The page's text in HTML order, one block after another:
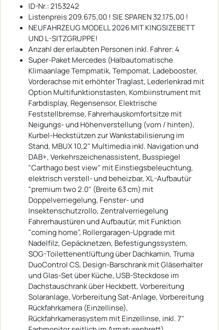
ID-Nr.: 2153242
Listenpreis 209.675,00 ! SIE SPAREN 32.175,00 !
NEUFAHRZEUG MODELL 2026 MIT KINGSIZEBETT
UND L-SITZGRUPPE!
Anzahl der erlaubten Personen inkl. Fahrer: 4
Super-Paket Mercedes (Halbautomatische
Klimaanlage Tempmatik, Tempomat, Ladebooster,
Vorderachse mit erhöhter Traglast, Lederlenkrad mit
Option Multifunktionstasten, Kombiinstrument mit
Farbdisplay, Regensensor, Elektrische
Feststellbremse, Fahrerhauskomfortsitze mit
Neigungs- und Höhenverstellung (vorn / hinten),
Kurbel-Heckstützen zur Wankstabilisierung im
Stand, MBUX 10,2" Multimedia inkl. Navigation und
DAB+, Verkehrszeichenassistent, Busspiegel
"Carthago best view" mit Einstiegsbeleuchtung,
elektrisch verstell- und beheizbar, XL-Aufbautür
"premium two 2.0" (Breite 63 cm) mit
Doppelverriegelung, Fenster- und
Insektenschutzrollo, Zentralverriegelung
Fahrerhaustüren und Aufbautür, mit Funktion
"coming home", Rollergaragen-Upgrade mit
Nadelfilz, Gepäcknetzen, Befestigungssystem,
SOG-Toilettenentlüftung über Dachkamin, Truma
DuoControl CS, Design-Barschrank mit Gläserhalter
und Glas-Set über Küche, USB-Steckdose im
Dachstauschrank über Heckbett, Vorbereitung
Solaranlage, Vorbereitung Sat-Anlage, Vorbereitung
Rückfahrkamera (Einzellinse),
Rückfahrkamerasystem mit Einzellinse, inkl. 7"